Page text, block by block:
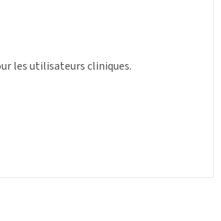
les utilisateurs cliniques.